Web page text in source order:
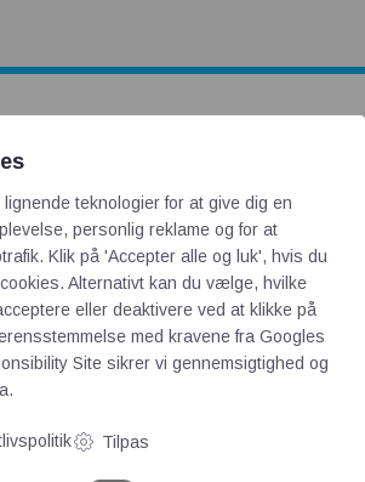
teknologier for at give dig en
personlig reklame og for at
Klik på 'Accepter alle og luk', hvis du
Alternativt kan du vælge, hvilke
eller deaktivere ved at klikke på
med kravene fra Googles
Site sikrer vi gennemsigtighed og
Tilpas